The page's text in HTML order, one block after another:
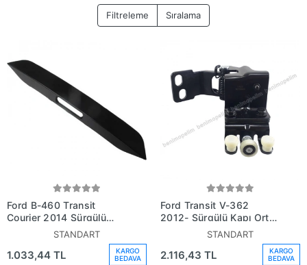
Filtreleme Sıralama
Ford B-460 Transit
Courier 2014 Sürgülü
Kapı Üst Makara Sağ
(ET76A25028AH)
STANDART
1.033,44 TL
KARGO
BEDAVA
Ford Transit V-362
2012- Sürgülü Kapı Orta
Makara Sağ (OemSTANDART
2.116,43 TL
KARGO
BEDAVA